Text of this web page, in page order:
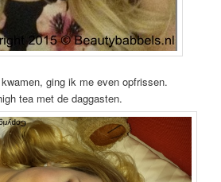
ging ik me even opfrissen.
tea met de daggasten.